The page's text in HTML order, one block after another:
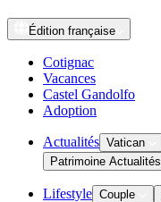
Édition française
Cotignac
Vacances
Castel Gandolfo
Adoption
Actualités Vatican
Patrimoine Actualités
Lifestyle Couple